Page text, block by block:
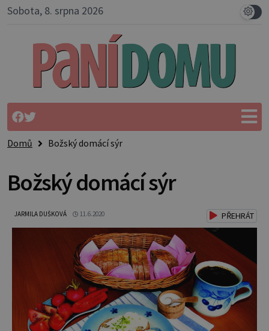
Sobota, 8. srpna 2026
Domů Božský domácí sýr
Božský domácí sýr
JARMILA DUŠKOVÁ 11.6.2020 PŘEHRÁT